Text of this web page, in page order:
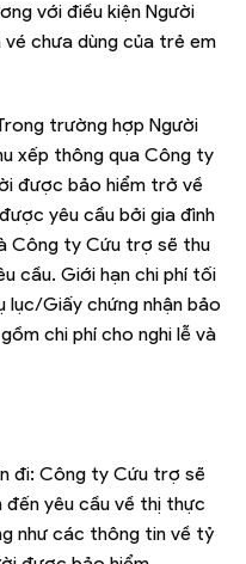
với điều kiện Người
chưa dùng của trẻ em
trường hợp Người
xếp thông qua Công ty
được bảo hiểm trở về
yêu cầu bởi gia đình
Công ty Cứu trợ sẽ thu
cầu. Giới hạn chi phí tối
lục/Giấy chứng nhận bảo
chi phí cho nghi lễ và
đi: Công ty Cứu trợ sẽ
yêu cầu về thị thực
như các thông tin về tỷ